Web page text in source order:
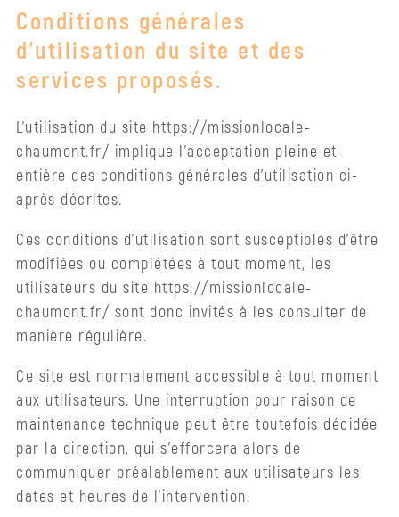
Conditions générales
d’utilisation du site et des
services proposés.
L’utilisation du site https://missionlocale-
chaumont.fr/ implique l’acceptation pleine et
entière des conditions générales d’utilisation ci-
après décrites.
Ces conditions d’utilisation sont susceptibles d’être
modifiées ou complétées à tout moment, les
utilisateurs du site https://missionlocale-
chaumont.fr/ sont donc invités à les consulter de
manière régulière.
Ce site est normalement accessible à tout moment
aux utilisateurs. Une interruption pour raison de
maintenance technique peut être toutefois décidée
par la direction, qui s’efforcera alors de
communiquer préalablement aux utilisateurs les
dates et heures de l’intervention.
Formation
/
Santé,
logement,
mobilité
Santé
Logement
:
Loj’toît
mobilité
Entreprises
Aide
au